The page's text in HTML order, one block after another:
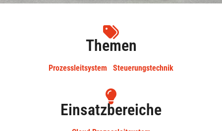
Themen
Prozessleitsystem Steuerungstechnik
Einsatzbereiche